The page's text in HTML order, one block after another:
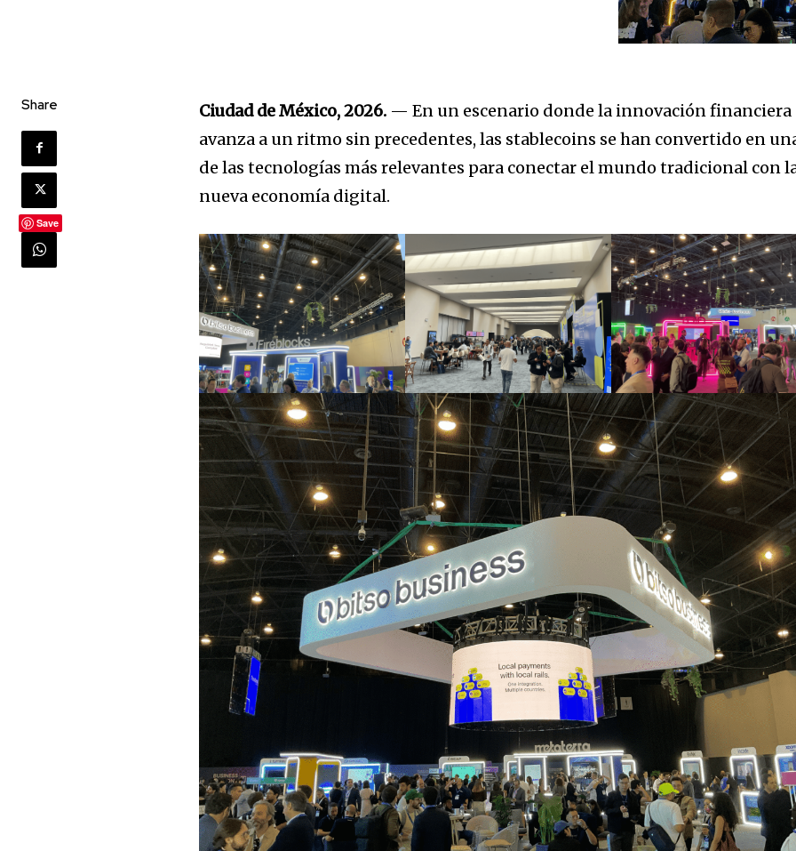
Share
Save
Ciudad de México, 2026. — En un escenario donde la innovación financiera
avanza a un ritmo sin precedentes, las stablecoins se han convertido en
de las tecnologías más relevantes para conectar el mundo tradicional con
nueva economía digital.